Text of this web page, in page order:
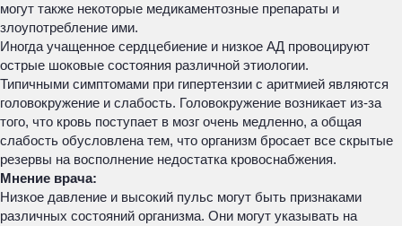
могут также некоторые медикаментозные препараты и
злоупотребление ими.
Иногда учащенное сердцебиение и низкое АД провоцируют
острые шоковые состояния различной этиологии.
Типичными симптомами при гипертензии с аритмией являются
головокружение и слабость. Головокружение возникает из-за
того, что кровь поступает в мозг очень медленно, а общая
слабость обусловлена тем, что организм бросает все скрытые
резервы на восполнение недостатка кровоснабжения.
Мнение врача:
Низкое давление и высокий пульс могут быть признаками
различных состояний организма. Они могут указывать на